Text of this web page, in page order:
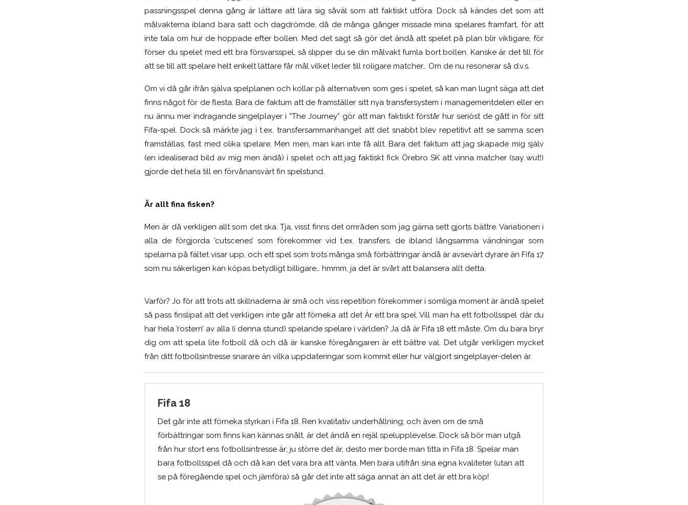
passningsspel denna gång är lättare att lära sig såväl som att faktiskt utföra. Dock så kändes det som att
målvakterna ibland bara satt och dagdrömde, då de många gånger missade mina spelares framfart, för att
inte tala om hur de hoppade efter bollen. Med det sagt så gör det ändå att spelet på plan blir viktigare, för
förser du spelet med ett bra försvarsspel, så slipper du se din målvakt fumla bort bollen. Kanske är det till för
att se till att spelare helt enkelt lättare får mål vilket leder till roligare matcher… Om de nu resonerar så d.v.s.
Om vi då går ifrån själva spelplanen och kollar på alternativen som ges i spelet, så kan man lugnt säga att det
finns något för de flesta. Bara de faktum att de framställer sitt nya transfersystem i managementdelen eller en
nu ännu mer indragande singelplayer i ”The Journey” gör att man faktiskt förstår hur seriöst de gått in för sitt
Fifa-spel. Dock så märkte jag i t.ex. transfersammanhanget att det snabbt blev repetitivt att se samma scen
framställas, fast med olika spelare. Men men, man kan inte få allt. Bara det faktum att jag skapade mig själv
(en idealiserad bild av mig men ändå) i spelet och att jag faktiskt fick Örebro SK att vinna matcher (say wut!)
gjorde det hela till en förvånansvärt fin spelstund.
Är allt fina fisken?
Men är då verkligen allt som det ska. Tja, visst finns det områden som jag gärna sett gjorts bättre. Variationen i
alla de förgjorda ’cutscenes’ som förekommer vid t.ex. transfers, de ibland långsamma vändningar som
spelarna på fältet visar upp, och ett spel som trots många små förbättringar ändå är avsevärt dyrare än Fifa 17
som nu säkerligen kan köpas betydligt billigare… hmmm, ja det är svårt att balansera allt detta.
Varför? Jo för att trots att skillnaderna är små och viss repetition förekommer i somliga moment är ändå spelet
så pass finslipat att det verkligen inte går att förneka att det Är ett bra spel. Vill man ha ett fotbollsspel där du
har hela ’rostern’ av alla (i denna stund) spelande spelare i världen? Ja då är Fifa 18 ett måste. Om du bara bryr
dig om att spela lite fotboll då och då är kanske föregångaren är ett bättre val. Det utgår verkligen mycket
från ditt fotbollsintresse snarare än vilka uppdateringar som kommit eller hur välgjort singelplayer-delen är.
Fifa 18
Det går inte att förneka styrkan i Fifa 18. Ren kvalitativ underhållning; och även om de små
förbättringar som finns kan kännas snålt, är det ändå en rejäl spelupplevelse. Dock så bör man utgå
från hur stort ens fotbollsintresse är; ju större det är, desto mer borde man titta in Fifa 18. Spelar man
bara fotbollsspel då och då kan det vara bra att vänta. Men bara utifrån sina egna kvaliteter (utan att
se på föregående spel och jämföra) så går det inte att säga annat än att det är ett bra köp!